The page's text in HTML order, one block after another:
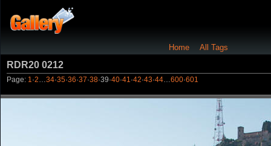
Home All Tags
RDR20 0212
Page: 1 ·2 34·35·36·37·38·39·40·41 ·42·43·44 600·601